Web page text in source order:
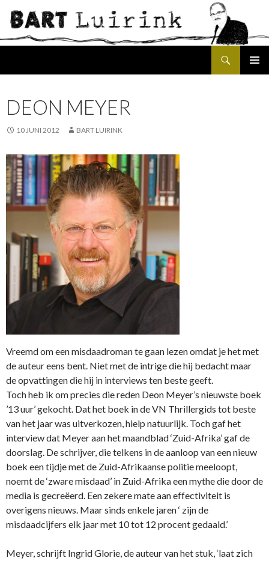
DEON MEYER
10 JUNI 2012 BART LUIRINK
Vreemd om een misdaadroman te gaan lezen omdat je het met
de auteur eens bent. Niet met de intrige die hij bedacht maar
de opvattingen die hij in interviews ten beste geeft.
Toch heb ik om precies die reden Deon Meyer’s nieuwste boek
’13 uur’ gekocht. Dat het boek in de VN Thrillergids tot beste
van het jaar was uitverkozen, hielp natuurlijk. Toch gaf het
interview dat Meyer aan het maandblad ‘Zuid-Afrika’ gaf de
doorslag. De schrijver, die telkens in de aanloop van een nieuw
boek een tijdje met de Zuid-Afrikaanse politie meeloopt,
noemt de ‘zware misdaad’ in Zuid-Afrika een mythe die door de
media is gecreëerd. Een zekere mate aan effectiviteit is
overigens nieuws. Maar sinds enkele jaren ‘ zijn de
misdaadcijfers elk jaar met 10 tot 12 procent gedaald.’
Meyer, schrijft Ingrid Glorie, de auteur van het stuk, ‘laat zich